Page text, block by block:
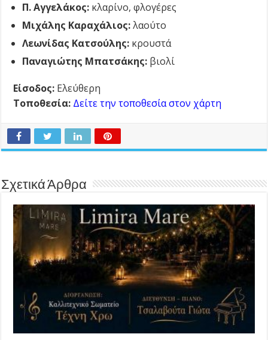
Π. Αγγελάκος: κλαρίνο, φλογέρες
Μιχάλης Καραχάλιος:λαούτο
Λεωνίδας Κατσούλης: κρουστά
Παναγιώτης Μπατσάκης: βιολί
Είσοδος: Ελεύθερη
Τοποθεσία: Δείτε την τοποθεσία στον χάρτη
Σχετικά Άρθρα